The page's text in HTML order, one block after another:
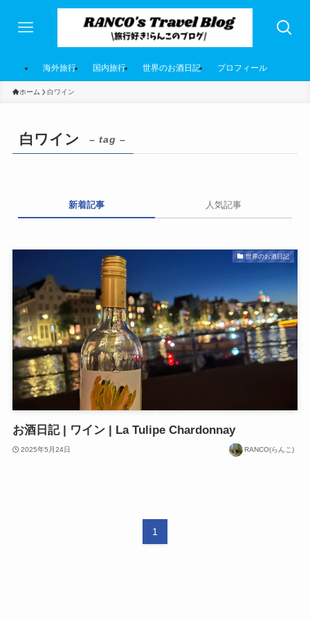
海外旅行 国内旅行 世界のお酒日記 プロフィール
ホーム 白ワイン
白ワイン – tag –
新着記事 人気記事
世界のお酒日記
お酒日記 | ワイン | La Tulipe Chardonnay
2025年5月24日 RANCO(らんこ)
1